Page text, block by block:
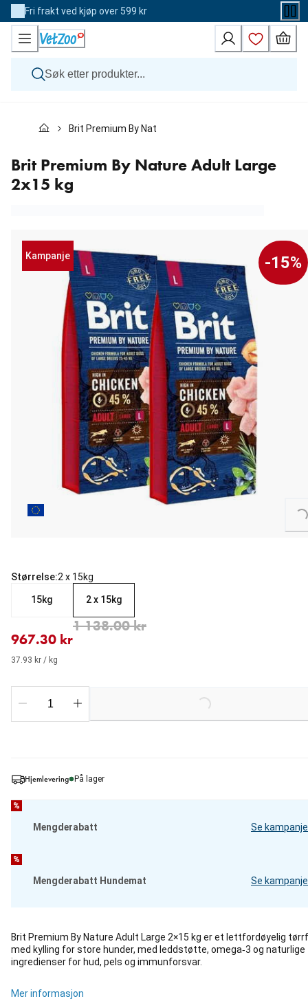
Skip
to
Content
Fri frakt ved kjøp over 599 kr
Katt
Andre dyr
Merker
Nyheter
Brit Premium By Nature Adult Large 2x15 kg
Brit Premium By Nature Adult Large
2x15 kg
Kampanje -15%
Loading...
Hjemlevering På lager
%
Mengderabatt Se kampanje
%
Mengderabatt Hundemat Se kampanje
Brit Premium By Nature Adult Large 2×15 kg er et lettfordøyelig
med kylling for store hunder, med leddstøtte, omega‑3 og naturlige
ingredienser for hud, pels og immunforsvar.
Mer informasjon
Størrelse:2 x 15kg
15kg 2 x 15kg
967.30 kr
nåværende pris 967.30 kr
1 138.00 kr
opprinnelig pris 1 138.00 kr
37.93 kr / kg
Loading...